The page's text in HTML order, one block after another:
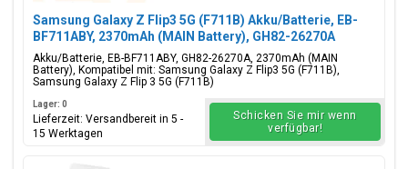
Samsung Galaxy Z Flip3 5G (F711B) Akku/Batterie, EB-
BF711ABY, 2370mAh (MAIN Battery), GH82-26270A
Akku/Batterie, EB-BF711ABY, GH82-26270A, 2370mAh (MAIN
Battery), Kompatibel mit: Samsung Galaxy Z Flip3 5G (F711B),
Samsung Galaxy Z Flip 3 5G (F711B)
Lager: 0
Lieferzeit: Versandbereit in 5 -
15 Werktagen
Schicken Sie mir wenn
verfügbar!